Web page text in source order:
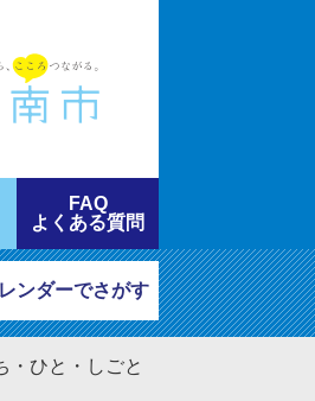
FAQ
よくある質問
ンダーでさがす
・ひと・しごと